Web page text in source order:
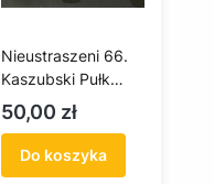
Nieustraszeni 66.
Kaszubski Pułk
Piechoty im.
Marszałka Józefa
Piłsudskiego 1919-
1939
Cena
50,00 zł
Do koszyka